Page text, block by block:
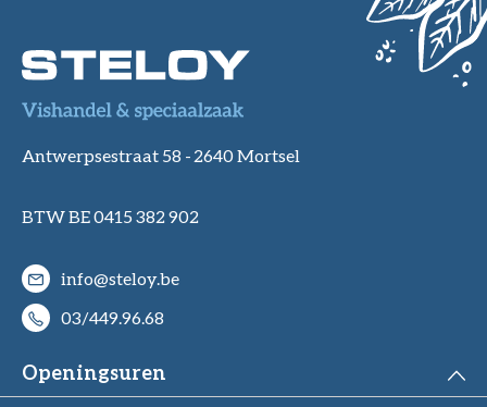
Antwerpsestraat 58 - 2640 Mortsel
BTW BE 0415 382 902
info@steloy.be
03/449.96.68
Openingsuren